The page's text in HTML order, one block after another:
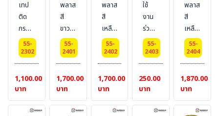
เทป
ติด
กรวย
ยืดหด
ได้ สี
เหลือง-
ดำ
แบบ
ยืด-
หดได้
55-
2302
1,100.00
บาท
พลาสติก
สี
ขาว-
แดง
ยาว
25
m
size :
8 mil
55-
2401
1,700.00
บาท
พลาสติก
สี
เหลือง-
ดำ
ยาว
25
m
size :
8 mil
55-
2402
1,700.00
บาท
ใช้
งาน
ร่วม
กับ
SAFETY
CHAIN
55-
2403
250.00
บาท
พลาสติก
สี
เหลือง
ยาว
25
m
55-
2404
1,870.00
บาท